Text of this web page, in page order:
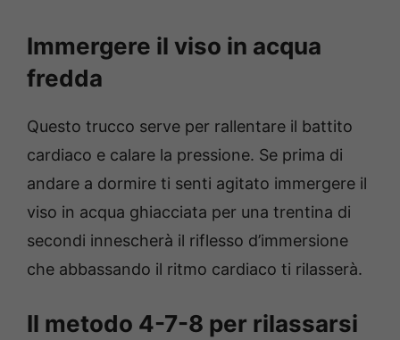
Immergere il viso in acqua
fredda
Questo trucco serve per rallentare il battito
cardiaco e calare la pressione. Se prima di
andare a dormire ti senti agitato immergere il
viso in acqua ghiacciata per una trentina di
secondi innescherà il riflesso d’immersione
che abbassando il ritmo cardiaco ti rilasserà.
Il metodo 4-7-8 per rilassarsi